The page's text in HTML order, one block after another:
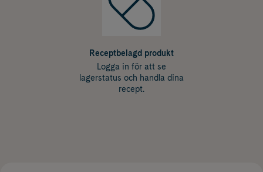
Receptbelagd produkt
Logga in för att se
lagerstatus och handla dina
recept.